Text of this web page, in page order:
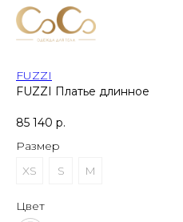
FUZZI Платье длинное
FUZZI
85 140 р.
Размер
XS
S M
Цвет